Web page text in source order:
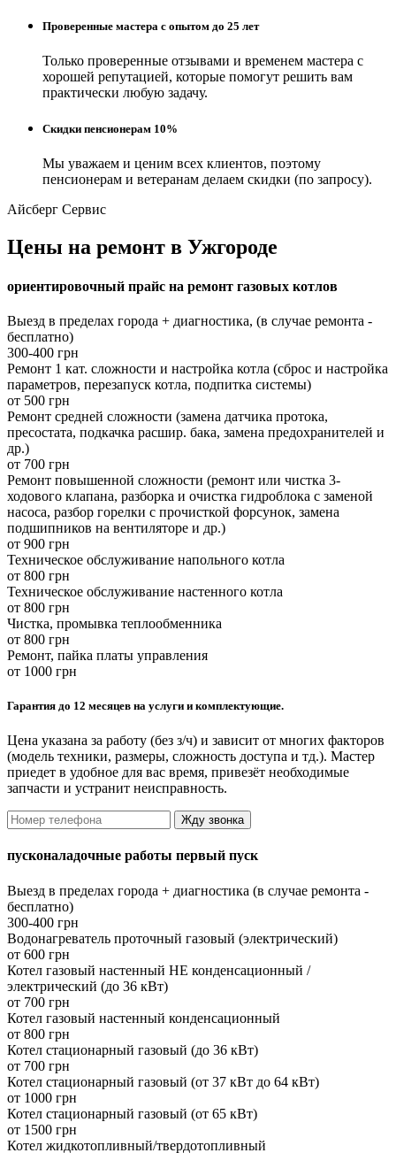
Проверенные мастера с опытом до 25 лет
Только проверенные отзывами и временем мастера с
хорошей репутацией, которые помогут решить вам
практически любую задачу.
Скидки пенсионерам 10%
Мы уважаем и ценим всех клиентов, поэтому
пенсионерам и ветеранам делаем скидки (по запросу).
Айсберг Сервис
Цены на ремонт в Ужгороде
ориентировочный прайс на ремонт газовых котлов
Выезд в пределах города + диагностика, (в случае ремонта -
бесплатно)
300-400 грн
Ремонт 1 кат. сложности и настройка котла (сброс и настройка
параметров, перезапуск котла, подпитка системы)
от 500 грн
Ремонт средней сложности (замена датчика протока,
пресостата, подкачка расшир. бака, замена предохранителей и
др.)
от 700 грн
Ремонт повышенной сложности (ремонт или чистка 3-
ходового клапана, разборка и очистка гидроблока с заменой
насоса, разбор горелки с прочисткой форсунок, замена
подшипников на вентиляторе и др.)
от 900 грн
Техническое обслуживание напольного котла
от 800 грн
Техническое обслуживание настенного котла
от 800 грн
Чистка, промывка теплообменника
от 800 грн
Ремонт, пайка платы управления
от 1000 грн
Гарантия до 12 месяцев на услуги и комплектующие.
Цена указана за работу (без з/ч) и зависит от многих факторов
(модель техники, размеры, сложность доступа и тд.). Мастер
приедет в удобное для вас время, привезёт необходимые
запчасти и устранит неисправность.
Жду звонка
пусконаладочные работы первый пуск
Выезд в пределах города + диагностика (в случае ремонта -
бесплатно)
300-400 грн
Водонагреватель проточный газовый (электрический)
от 600 грн
Котел газовый настенный НЕ конденсационный /
электрический (до 36 кВт)
от 700 грн
Котел газовый настенный конденсационный
от 800 грн
Котел стационарный газовый (до 36 кВт)
от 700 грн
Котел стационарный газовый (от 37 кВт до 64 кВт)
от 1000 грн
Котел стационарный газовый (от 65 кВт)
от 1500 грн
Котел жидкотопливный/твердотопливный